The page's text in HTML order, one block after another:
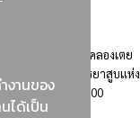
งานของ
ได้เป็น
วงคลองเตย เขตคลองเตย
ประชาสัมพันธ์ การยาสูบแห่ง
โทร. 0-2229-1000